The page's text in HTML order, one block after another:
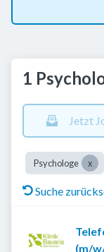
1
Jetzt
Psychologe
Suche
(m/